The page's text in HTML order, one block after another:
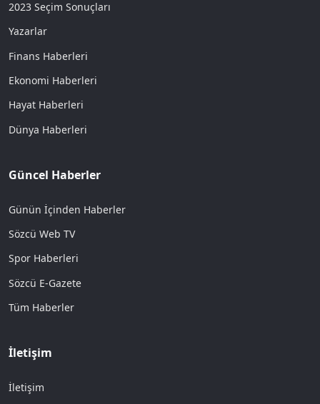
2023 Seçim Sonuçları
Yazarlar
Finans Haberleri
Ekonomi Haberleri
Hayat Haberleri
Dünya Haberleri
Güncel Haberler
Günün İçinden Haberler
Sözcü Web TV
Spor Haberleri
Sözcü E-Gazete
Tüm Haberler
İletişim
İletişim